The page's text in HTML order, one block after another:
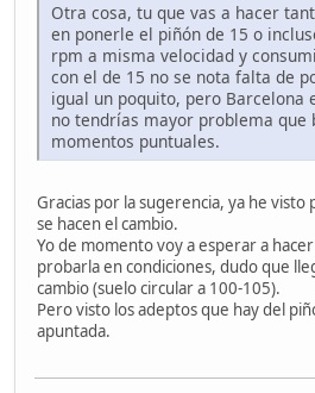
Otra cosa, tu que vas a hacer
en ponerle el piñón de 15 o
rpm a misma velocidad y
con el de 15 no se nota falta de
igual un poquito, pero Barcelona
no tendrías mayor problema que
momentos puntuales.
Gracias por la sugerencia, ya he
se hacen el cambio.
Yo de momento voy a esperar a
probarla en condiciones, dudo que
cambio (suelo circular a 100-105).
Pero visto los adeptos que hay del
apuntada.